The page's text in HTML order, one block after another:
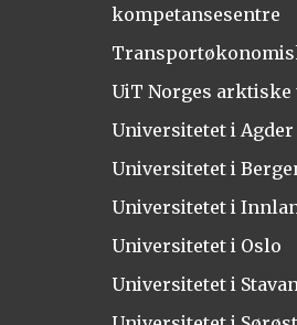
kompetansesentre
UiT Norges
Universitetet i Agder
Universitetet i
Universitetet i
Universitetet i Oslo
Universitetet i